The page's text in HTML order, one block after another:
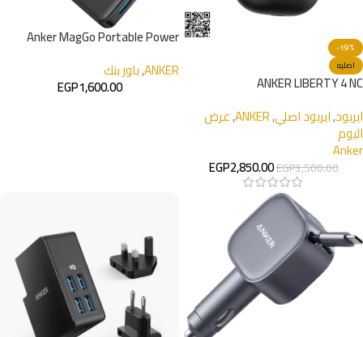
-19%
اصليه
ANKER LIBERTY 4 NC
ايربود,ايربود اصلي,
ANKER
,عرض
اليوم
Anker
EGP3,500.00
EGP2,850.00
Anker MagGo Portable Power
ANKER
,باور بنك
EGP1,600.00